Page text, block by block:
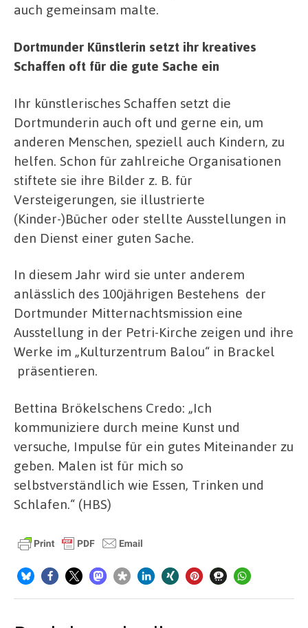
auch gemeinsam malte.
Dortmunder Künstlerin setzt ihr kreatives
Schaffen oft für die gute Sache ein
Ihr künstlerisches Schaffen setzt die
Dortmunderin auch oft und gerne ein, um
anderen Menschen, speziell auch Kindern, zu
helfen. Schon für zahlreiche Organisationen
stiftete sie ihre Bilder z. B. für
Versteigerungen, sie illustrierte
(Kinder-)Bücher oder stellte Ausstellungen in
den Dienst einer guten Sache.
In diesem Jahr wird sie unter anderem
anlässlich des 100jährigen Bestehens der
Dortmunder Mitternachtsmission eine
Ausstellung in der Petri-Kirche zeigen und ihre
Werke im „Kulturzentrum Balou“ in Brackel
präsentieren.
Bettina Brökelschens Credo: „Ich
kommuniziere durch meine Kunst und
versuche, Impulse für ein gutes Miteinander zu
geben. Malen ist für mich so
selbstverständlich wie Essen, Trinken und
Schlafen.“ (HBS)